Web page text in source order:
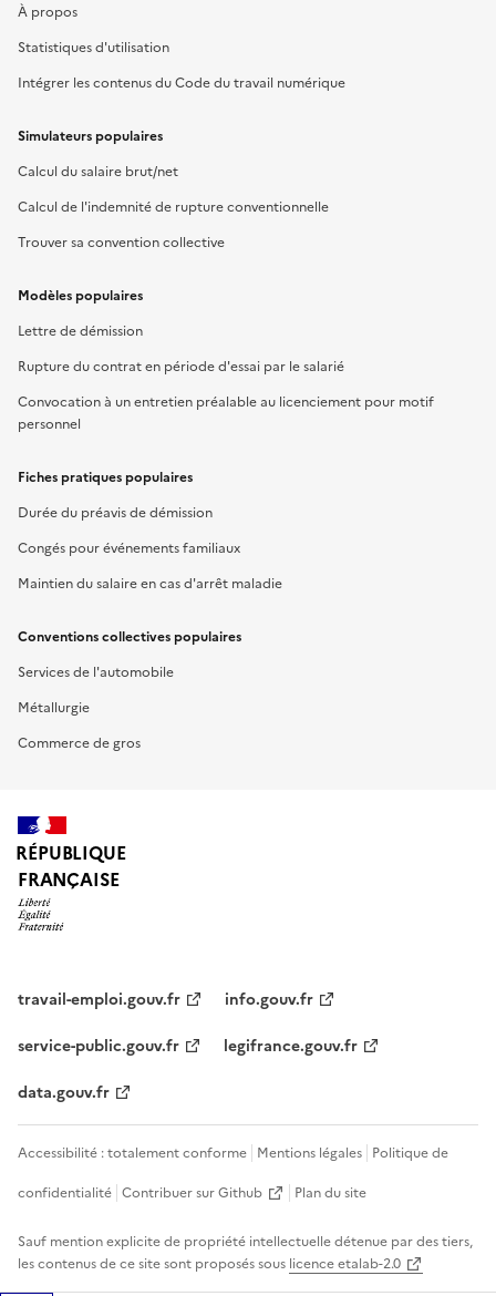
À propos
Statistiques d'utilisation
Intégrer les contenus du Code du travail numérique
Simulateurs populaires
Calcul du salaire brut/net
Calcul de l'indemnité de rupture conventionnelle
Trouver sa convention collective
Modèles populaires
Lettre de démission
Rupture du contrat en période d'essai par le salarié
Convocation à un entretien préalable au licenciement pour motif
personnel
Fiches pratiques populaires
Durée du préavis de démission
Congés pour événements familiaux
Maintien du salaire en cas d'arrêt maladie
Conventions collectives populaires
Services de l'automobile
Métallurgie
Commerce de gros
RÉPUBLIQUE
FRANÇAISE
travail-emploi.gouv.fr
info.gouv.fr
service-public.gouv.fr
legifrance.gouv.fr
data.gouv.fr
Accessibilité : totalement conforme Mentions légales Politique de
confidentialité Contribuer sur Github Plan du site
Sauf mention explicite de propriété intellectuelle détenue par des tiers,
les contenus de ce site sont proposés sous licence etalab-2.0